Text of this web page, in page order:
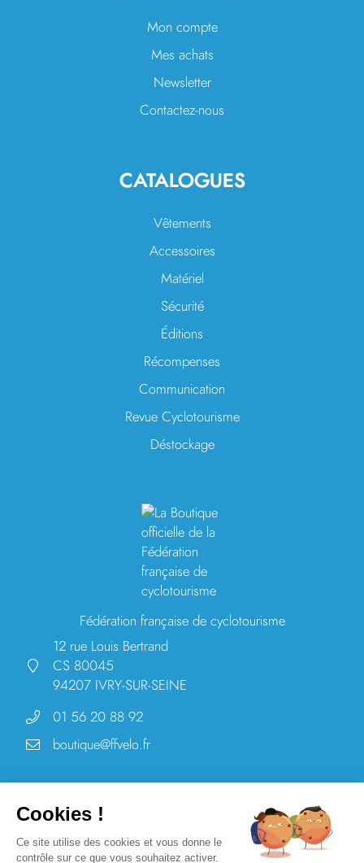
Mon compte
Mes achats
Newsletter
Contactez-nous
CATALOGUES
Vêtements
Accessoires
Matériel
Sécurité
Éditions
Récompenses
Communication
Revue Cyclotourisme
Déstockage
Fédération française de cyclotourisme
12 rue Louis Bertrand
CS 80045
94207 IVRY-SUR-SEINE
01 56 20 88 92
boutique@ffvelo.fr
La Boutique officielle de la Fédération française de cyclotourisme -
2026 - Tous droits réservés
Cookies !
Ce site utilise des cookies et vous donne le
contrôle sur ce que vous souhaitez activer.